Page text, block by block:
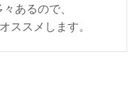
あるので、
ススメします。